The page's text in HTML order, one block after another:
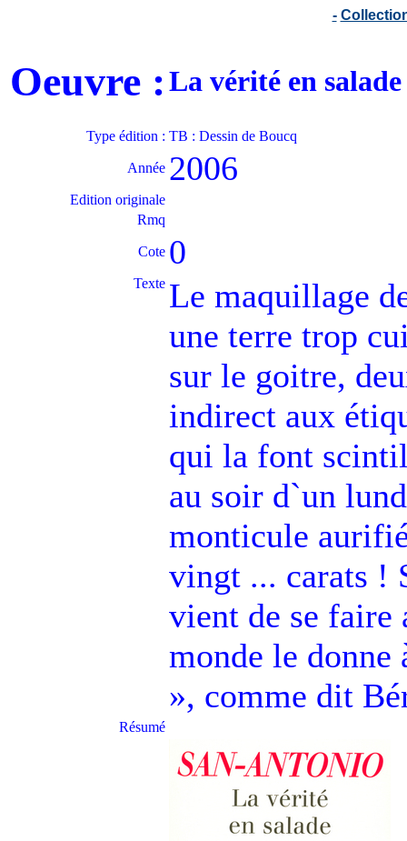
-
Oeuvre :La vérité en
Type édition : TB : Dessin de Boucq
Année 2006
Edition originale
Rmq
Cote 0
Texte Le maquillage
une terre trop
sur le goitre,
indirect aux
qui la font
au soir d`un
monticule
vingt ... carats !
vient de se faire
monde le donne
», comme dit
Résumé